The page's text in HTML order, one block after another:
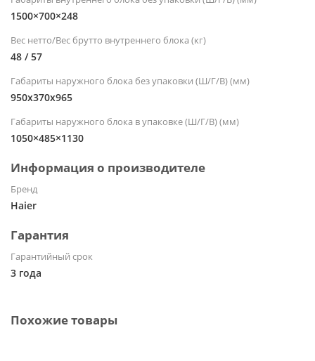
1500×700×248
Вес нетто/Вес брутто внутреннего блока (кг)
48 / 57
Габариты наружного блока без упаковки (Ш/Г/В) (мм)
950x370x965
Габариты наружного блока в упаковке (Ш/Г/В) (мм)
1050×485×1130
Информация о производителе
Бренд
Haier
Гарантия
Гарантийный срок
3 года
Похожие товары